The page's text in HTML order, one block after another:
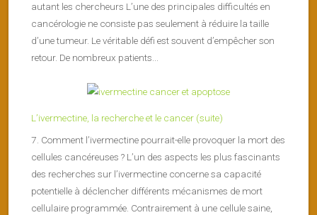
autant les chercheurs L’une des principales difficultés en
cancérologie ne consiste pas seulement à réduire la taille
d’une tumeur. Le véritable défi est souvent d’empêcher son
retour. De nombreux patients...
L’ivermectine, la recherche et le cancer (suite)
7. Comment l’ivermectine pourrait-elle provoquer la mort des
cellules cancéreuses ? L’un des aspects les plus fascinants
des recherches sur l’ivermectine concerne sa capacité
potentielle à déclencher différents mécanismes de mort
cellulaire programmée. Contrairement à une cellule saine,